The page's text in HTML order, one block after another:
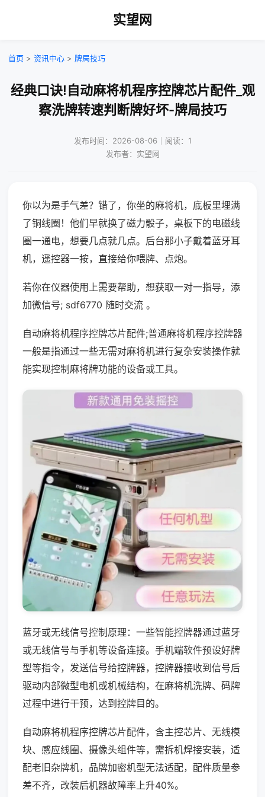
实望网
首页 > 资讯中心 > 牌局技巧
经典口诀!自动麻将机程序控牌芯片配件_观
察洗牌转速判断牌好坏-牌局技巧
发布时间：2026-08-06｜阅读：1
发布者：实望网
你以为是手气差？错了，你坐的麻将机，底板里埋满
了铜线圈！他们早就换了磁力骰子，桌板下的电磁线
圈一通电，想要几点就几点。后台那小子戴着蓝牙耳
机，遥控器一按，直接给你喂牌、点炮。
若你在仪器使用上需要帮助，想获取一对一指导，添
加微信号; sdf6770 随时交流 。
自动麻将机程序控牌芯片配件;普通麻将机程序控牌器
一般是指通过一些无需对麻将机进行复杂安装操作就
能实现控制麻将牌功能的设备或工具。
蓝牙或无线信号控制原理：一些智能控牌器通过蓝牙
或无线信号与手机等设备连接。手机端软件预设好牌
型等指令，发送信号给控牌器，控牌器接收到信号后
驱动内部微型电机或机械结构，在麻将机洗牌、码牌
过程中进行干预，达到控牌目的。
自动麻将机程序控牌芯片配件，含主控芯片、无线模
块、感应线圈、摄像头组件等，需拆机焊接安装，适
配老旧杂牌机，品牌加密机型无法适配，配件质量参
差不齐，改装后机器故障率上升40%。